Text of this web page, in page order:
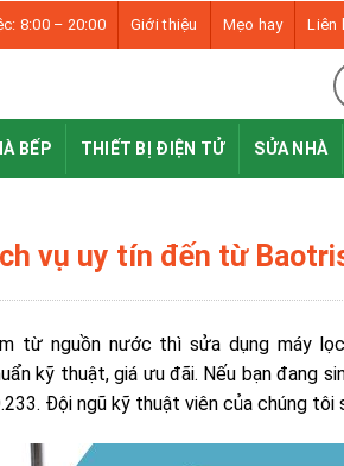
8:00 – 20:00 Giới thiệu Mẹo hay Liên
BẾP THIẾT BỊ ĐIỆN TỬ SỬA NHÀ
vụ uy tín đến từ
từ nguồn nước thì sửa dụng máy
kỹ thuật, giá ưu đãi. Nếu bạn đang
Đội ngũ kỹ thuật viên của chúng